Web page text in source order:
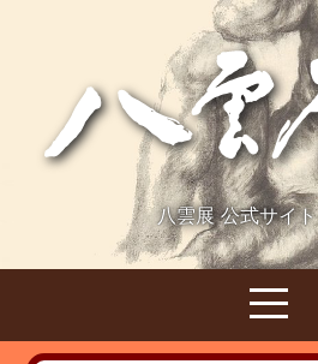
八雲展 公式サイト